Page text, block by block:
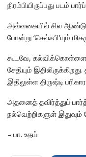
நிரம்பியிருப்பது படம்
அவ்வகையில் சில
போன்று ‘செல்ஃபி’யும்
கூடவே,
சேதியும்
இதிலுள்ள திருஷ்டி
அதனைத் தவிர்த்துப்
நல்வெற்றிகளுள் இதுவும்
– பா. உதய்